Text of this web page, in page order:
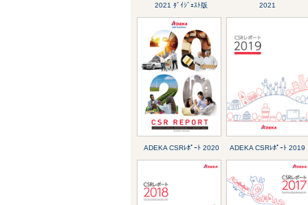
2021 ﾀﾞｲｼﾞｪｽﾄ版
2021
ADEKA CSRﾚﾎﾟｰﾄ 2020 ADEKA CSRﾚﾎﾟｰﾄ 2019